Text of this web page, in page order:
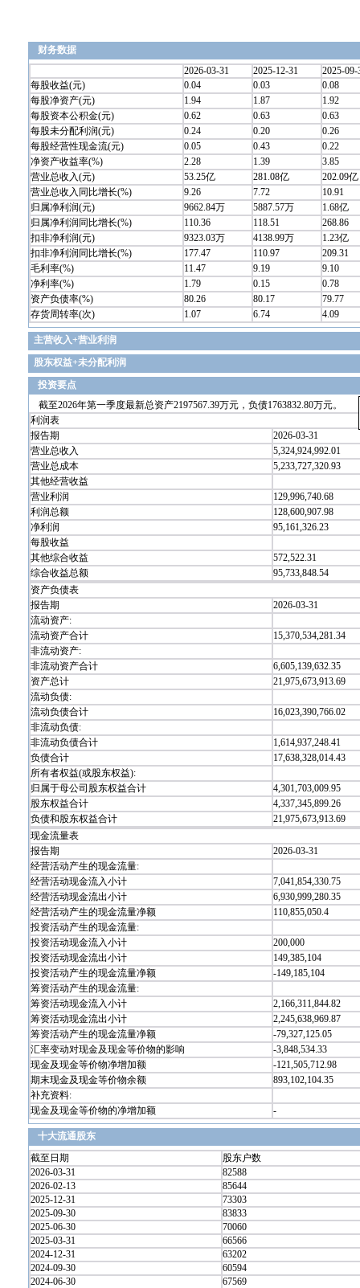
财务数据
2026-03-31
2025-12-31
2025-09-
每股收益(元)
0.04 0.03
0.08
每股净资产(元)
1.94 1.87
1.92
每股资本公积金(元)
0.62 0.63
0.63
每股未分配利润(元)
0.24 0.20
0.26
每股经营性现金流(元)
0.05 0.43
0.22
净资产收益率(%)
2.28 1.39
3.85
营业总收入(元)
53.25亿 281.08亿
202.09亿
营业总收入同比增长(%)
9.26 7.72
10.91
归属净利润(元)
9662.84万 5887.57万
1.68亿
归属净利润同比增长(%)
110.36 118.51
268.86
扣非净利润(元)
9323.03万 4138.99万
1.23亿
扣非净利润同比增长(%)
177.47 110.97
209.31
毛利率(%)
11.47 9.19
9.10
净利率(%)
1.79 0.15
0.78
资产负债率(%)
80.26 80.17
79.77
存货周转率(次)
1.07 6.74 4.09
主营收入+营业利润
股东权益+未分配利润
投资要点
截至2026年第一季度最新总资产2197567.39万元，负债1763832.80万元。
利润表
报告期
2026-03-31
营业总收入
5,324,924,992.01
营业总成本
5,233,727,320.93
其他经营收益
营业利润
129,996,740.68
利润总额
128,600,907.98
净利润
95,161,326.23
每股收益
其他综合收益
572,522.31
综合收益总额
95,733,848.54
资产负债表
报告期
2026-03-31
流动资产:
流动资产合计
15,370,534,281.34
非流动资产:
非流动资产合计
6,605,139,632.35
资产总计
21,975,673,913.69
流动负债:
流动负债合计
16,023,390,766.02
非流动负债:
非流动负债合计
1,614,937,248.41
负债合计
17,638,328,014.43
所有者权益(或股东权益):
归属于母公司股东权益合计
4,301,703,009.95
股东权益合计
4,337,345,899.26
负债和股东权益合计
21,975,673,913.69
现金流量表
报告期
2026-03-31
经营活动产生的现金流量:
经营活动现金流入小计
7,041,854,330.75
经营活动现金流出小计
6,930,999,280.35
经营活动产生的现金流量净额
110,855,050.4
投资活动产生的现金流量:
投资活动现金流入小计
200,000
投资活动现金流出小计
149,385,104
投资活动产生的现金流量净额
-149,185,104
筹资活动产生的现金流量:
筹资活动现金流入小计
2,166,311,844.82
筹资活动现金流出小计
2,245,638,969.87
筹资活动产生的现金流量净额
-79,327,125.05
汇率变动对现金及现金等价物的影响
-3,848,534.33
现金及现金等价物净增加额
-121,505,712.98
期末现金及现金等价物余额
893,102,104.35
补充资料:
现金及现金等价物的净增加额
-
十大流通股东
截至日期
股东户数
2026-03-31
82588
2026-02-13
85644
2025-12-31
73303
2025-09-30
83833
2025-06-30
70060
2025-03-31
66566
2024-12-31
63202
2024-09-30
60594
2024-06-30
67569